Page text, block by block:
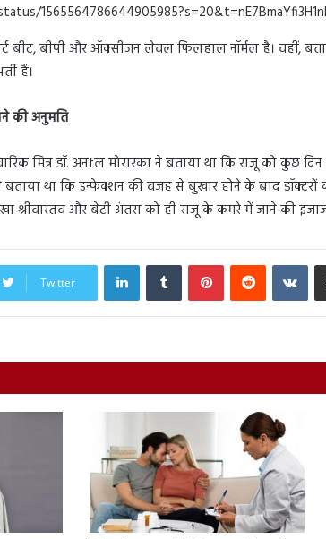
बीट, बीपी और ऑक्सीजन लेवल फिलहाल नॉर्मल है। वहीं,
हैं।
की अनुमति
मित्र डॉ. अनfल मोरारका ने बताया था कि राजू को
बताया था कि इन्फेक्शन की वजह से बुखार होने के बाद
श्रीवास्तव और बेटी अंतरा को ही राजू के कमरे में जाने की
Twitter
LinkedInTumblr PinterestReddit